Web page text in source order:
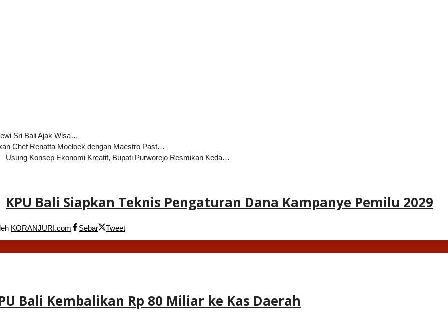
Sri Bali Ajak Wisa…
Chef Renatta Moeloek dengan Maestro Past…
Usung Konsep Ekonomi Kreatif, Bupati Purworejo Resmikan Keda…
KPU Bali Siapkan Teknis Pengaturan Dana Kampanye Pemilu 2029
KORANJURI.com Sebar Tweet
Bali Kembalikan Rp 80 Miliar ke Kas Daerah